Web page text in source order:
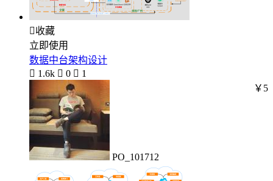
收藏
立即使用
数据中台架构设计
 1.6k  0  1
PO_101712
￥5